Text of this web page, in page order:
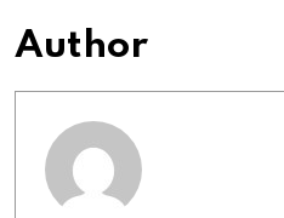
Author